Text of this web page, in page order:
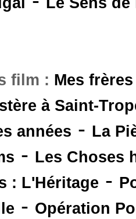
film : Mes
à Saint-
années - La
- Les Choses
: L'Héritage -
- Opération